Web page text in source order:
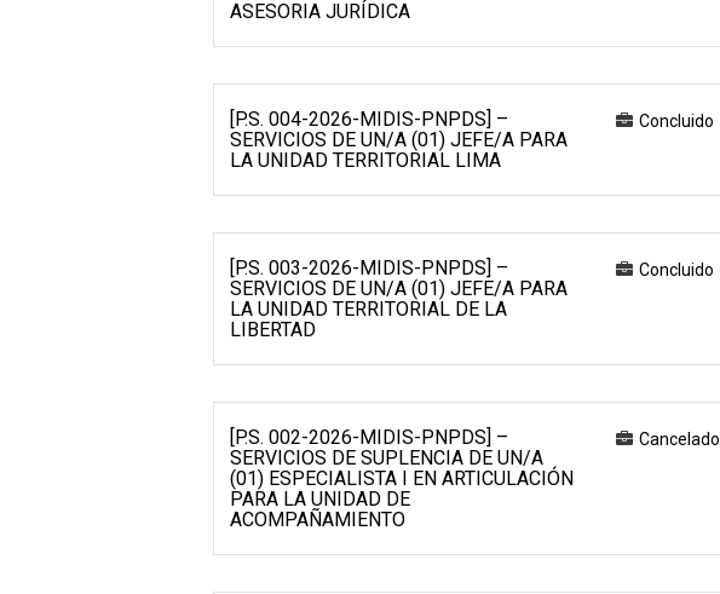
ASESORIA JURÍDICA
[P.S. 004-2026-MIDIS-PNPDS] –
SERVICIOS DE UN/A (01) JEFE/A PARA
LA UNIDAD TERRITORIAL LIMA
Concluido
[P.S. 003-2026-MIDIS-PNPDS] –
SERVICIOS DE UN/A (01) JEFE/A PARA
LA UNIDAD TERRITORIAL DE LA
LIBERTAD
Concluido
[P.S. 002-2026-MIDIS-PNPDS] –
SERVICIOS DE SUPLENCIA DE UN/A
(01) ESPECIALISTA I EN ARTICULACIÓN
PARA LA UNIDAD DE
ACOMPAÑAMIENTO
Cancelado